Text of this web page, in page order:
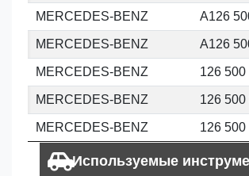
MERCEDES-BENZ A126
MERCEDES-BENZ A126
MERCEDES-BENZ 126 500
MERCEDES-BENZ 126 500
MERCEDES-BENZ 126 500
Используемые